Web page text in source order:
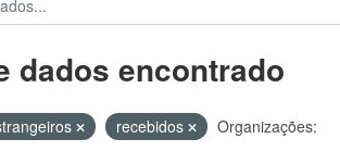
dados encontrado
recebidos
Organizações: